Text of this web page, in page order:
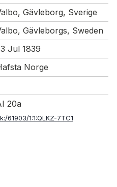
Gävleborg, Sverige
Gävleborgs, Sweden
Jul 1839
Norge
20a
1:1:QLKZ-7TC1